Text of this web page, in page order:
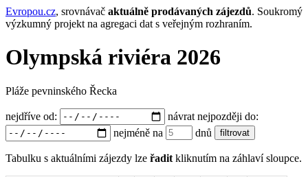
Evropou.cz, srovnávač aktuálně prodávaných zájezdů. Soukromý
výzkumný projekt na agregaci dat s veřejným rozhraním.
Olympská riviéra 2026
Pláže pevninského Řecka
nejdříve od:
návrat nejpozději do:
nejméně na
dnů
Tabulku s aktuálními zájezdy lze řadit kliknutím na záhlaví sloupce.